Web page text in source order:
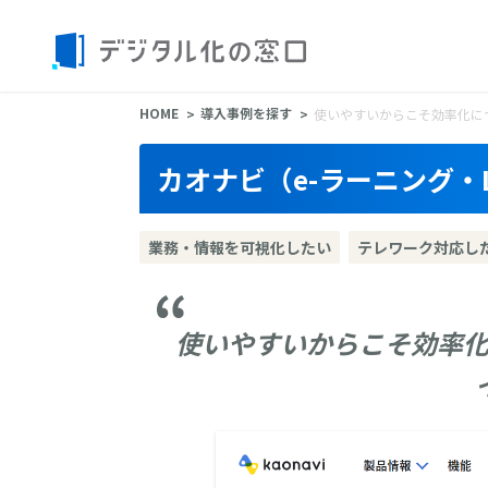
HOME 導入事例を探す 使いやすいからこそ効率化
カオナビ（e-ラーニング
業務・情報を可視化したい テレワーク対応し
使いやすいからこそ効率